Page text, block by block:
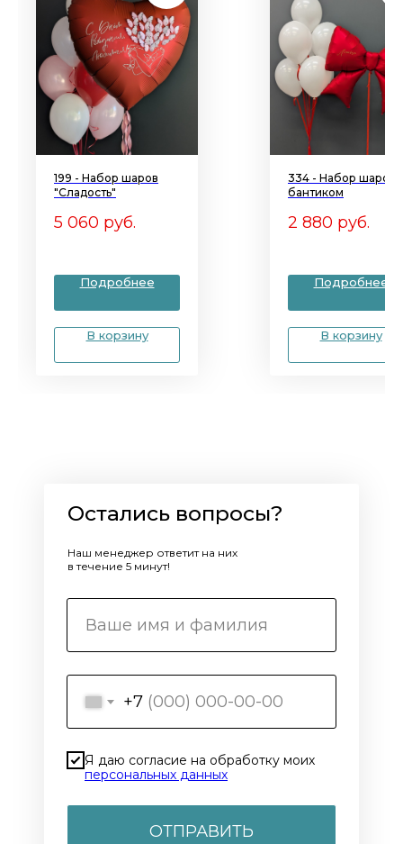
199 - Набор шаров
"Сладость"
5 060 руб.
Подробнее
В корзину
334 - Набор шаров
бантиком
2 880 руб.
Подробнее
В корзину
+7
Я даю согласие на обработку моих
персональных данных
ОТПРАВИТЬ
Остались вопросы?
Наш менеджер ответит на них
в течение 5 минут!